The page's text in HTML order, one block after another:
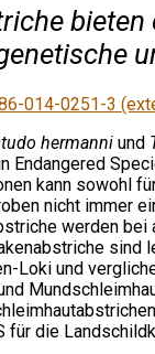
014-0251-3
hermanni und
Endangered
kann sowohl
nicht immer
werden
sind
Loki und
für die